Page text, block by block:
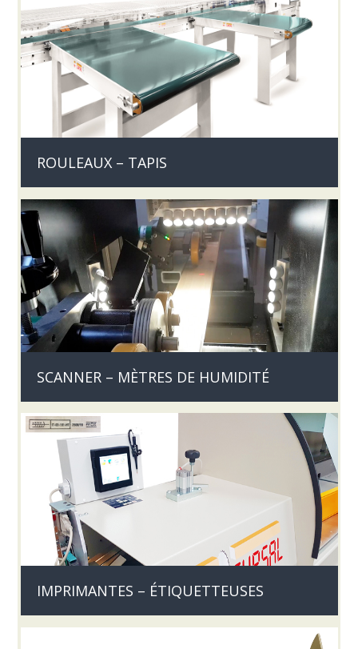
ROULEAUX – TAPIS
SCANNER – MÈTRES DE HUMIDITÉ
IMPRIMANTES – ÉTIQUETTEUSES